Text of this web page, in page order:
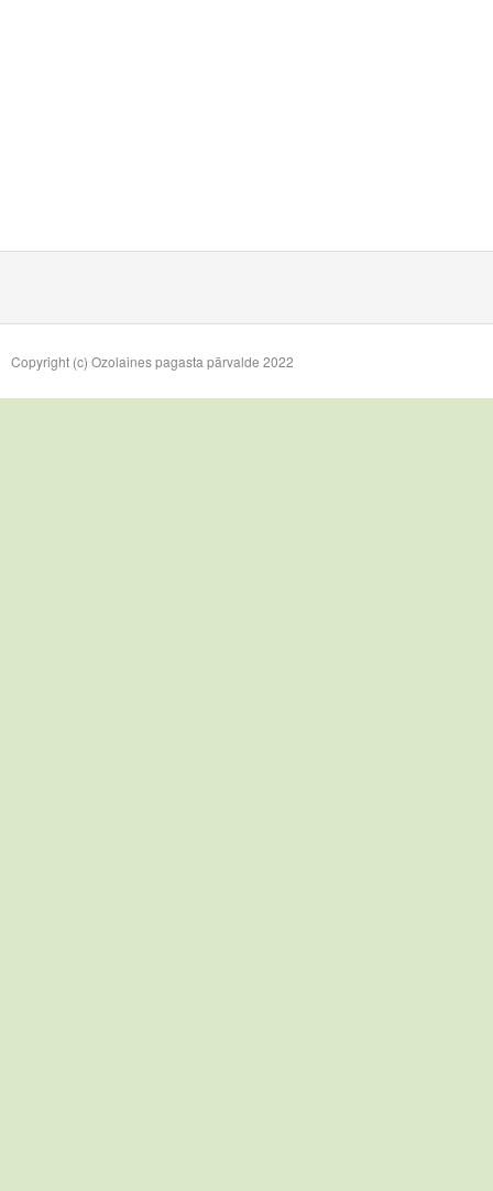
Copyright (c) Ozolaines pagasta pārvalde 2022